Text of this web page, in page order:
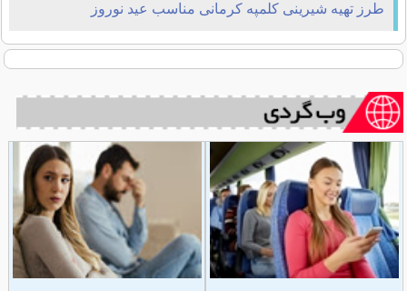
طرز تهیه شیرینی کلمپه کرمانی مناسب عید نوروز